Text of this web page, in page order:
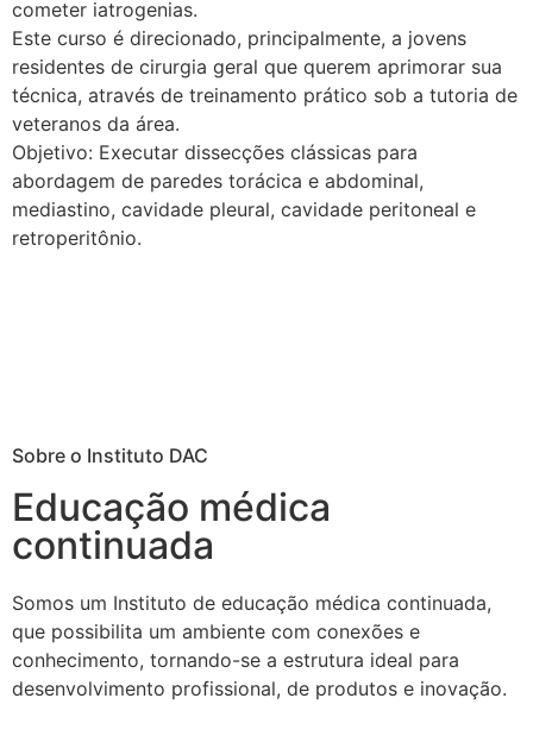
cometer iatrogenias.
Este curso é direcionado, principalmente, a jovens
residentes de cirurgia geral que querem aprimorar sua
técnica, através de treinamento prático sob a tutoria de
veteranos da área.
Objetivo: Executar dissecções clássicas para
abordagem de paredes torácica e abdominal,
mediastino, cavidade pleural, cavidade peritoneal e
retroperitônio.
Sobre o Instituto DAC
Educação médica
continuada
Somos um Instituto de educação médica continuada,
que possibilita um ambiente com conexões e
conhecimento, tornando-se a estrutura ideal para
desenvolvimento profissional, de produtos e inovação.